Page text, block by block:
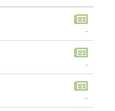
-
-
-